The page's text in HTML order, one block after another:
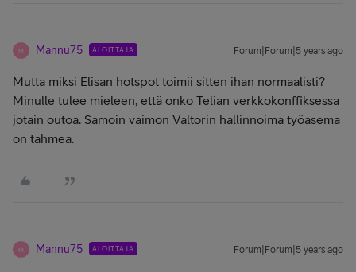
M Mannu75 ALOITTAJA Forum|Forum|5 years ago
Mutta miksi Elisan hotspot toimii sitten ihan normaalisti?
Minulle tulee mieleen, että onko Telian verkkokonffiksessa
jotain outoa. Samoin vaimon Valtorin hallinnoima työasema
on tahmea.
M Mannu75 ALOITTAJA Forum|Forum|5 years ago